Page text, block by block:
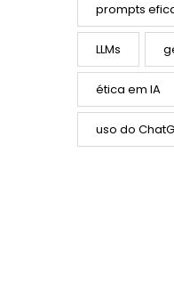
prompts
LLMs
ética em IA
uso do